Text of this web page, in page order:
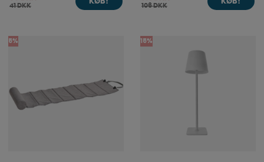
41 DKK
KØB!
106 DKK
KØB!
5% 15%